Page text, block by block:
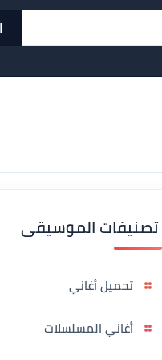
تصنيفات الموسيقى
تحميل أغاني
أغاني المسلسلات